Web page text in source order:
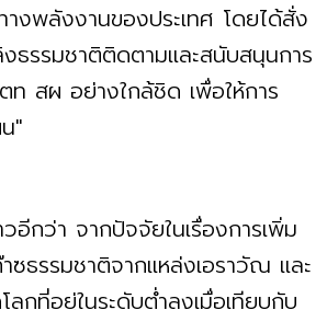
งพลังงานของประเทศ โดยได้สั่ง
งธรรมชาติติดตามและสนับสนุนการ
ท สผ อย่างใกล้ชิด เพื่อให้การ
"
อีกว่า จากปัจจัยในเรื่องการเพิ่ม
ธรรมชาติจากแหล่งเอราวัณ และ
ลกที่อยู่ในระดับต่ำลงเมื่อเทียบกับ